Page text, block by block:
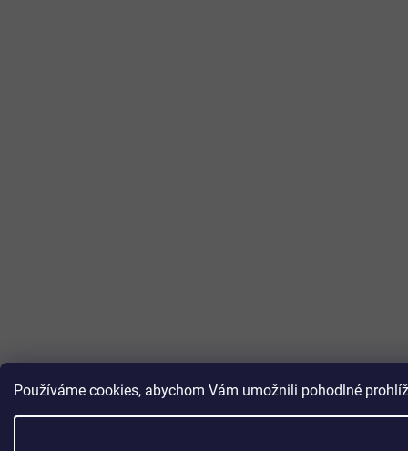
Používáme cookies, abychom Vám umožnili pohodlné